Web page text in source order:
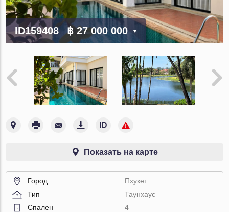
ID159408 ฿ 27 000 000
Показать на карте
Город
Пхукет
Тип
Таунхаус
Спален
4